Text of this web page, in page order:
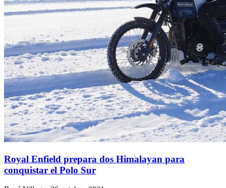
Royal Enfield prepara dos Himalayan para
conquistar el Polo Sur